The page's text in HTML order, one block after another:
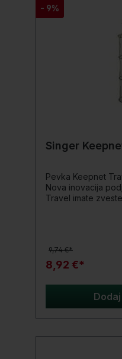
- 9%
Singer
Pevka Keepnet Travel Mreža za
Nova inovacija
Travel imate
cm Dolžina: 100 cm
9,74 €*
8,92 €*